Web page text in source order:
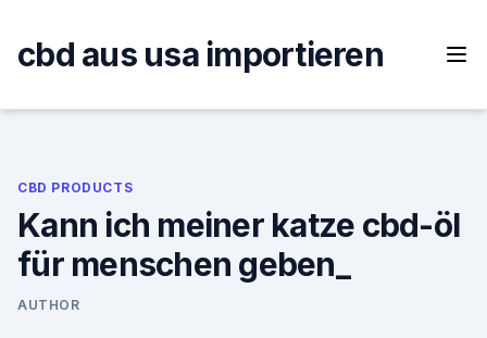
content
cbd aus usa importieren
CBD PRODUCTS
Kann ich meiner katze cbd-öl
für menschen geben_
AUTHOR